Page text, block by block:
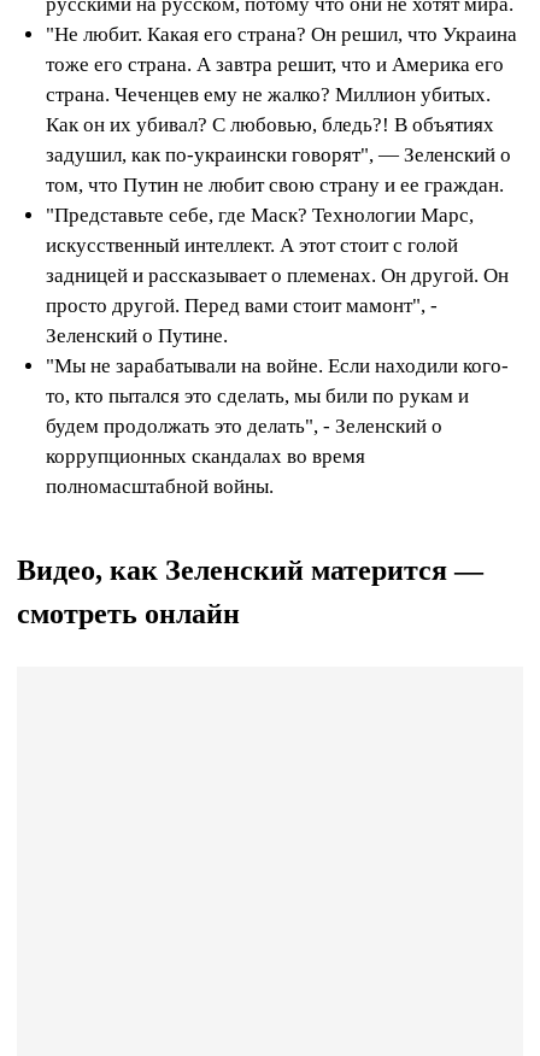
"Не любит. Какая его страна? Он решил, что Украина
тоже его страна. А завтра решит, что и Америка его
страна. Чеченцев ему не жалко? Миллион убитых.
Как он их убивал? С любовью, бледь?! В объятиях
задушил, как по-украински говорят", — Зеленский о
том, что Путин не любит свою страну и ее граждан.
"Представьте себе, где Маск? Технологии Марс,
искусственный интеллект. А этот стоит с голой
задницей и рассказывает о племенах. Он другой. Он
просто другой. Перед вами стоит мамонт", -
Зеленский о Путине.
"Мы не зарабатывали на войне. Если находили кого-
то, кто пытался это сделать, мы били по рукам и
будем продолжать это делать", - Зеленский о
коррупционных скандалах во время
полномасштабной войны.
Видео, как Зеленский матерится —
смотреть онлайн